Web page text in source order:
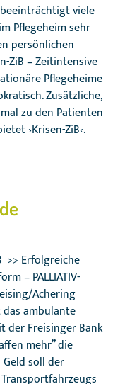
viele
Pflegeheim sehr
persönlichen
ZiB – Zeitintensive
Pflegeheime
Zusätzliche,
zu den Patienten
›Krisen-ZiB‹.
>> Erfolgreiche
– PALLIATIV-
Achering
das ambulante
der Freisinger Bank
mehr” die
Geld soll der